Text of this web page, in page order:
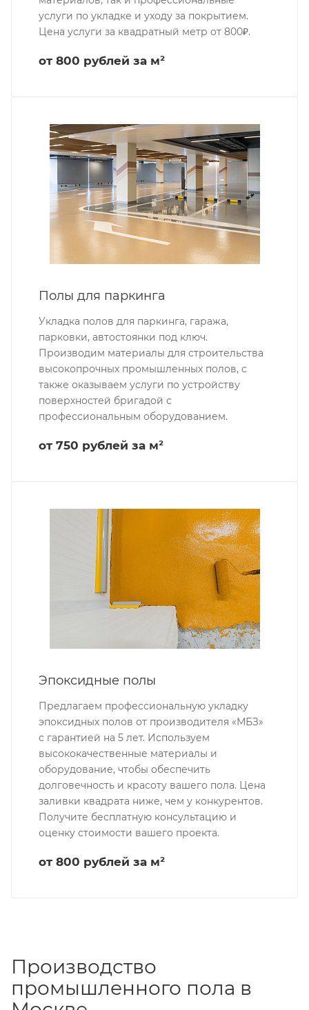
услуги по укладке и уходу за покрытием.
Цена услуги за квадратный метр от 800₽.
от 800 рублей за м²
Полы для паркинга
Укладка полов для паркинга, гаража,
парковки, автостоянки под ключ.
Производим материалы для строительства
высокопрочных промышленных полов, с
также оказываем услуги по устройству
поверхностей бригадой с
профессиональным оборудованием.
от 750 рублей за м²
Эпоксидные полы
Предлагаем профессиональную укладку
эпоксидных полов от производителя «МБЗ»
с гарантией на 5 лет. Используем
высококачественные материалы и
оборудование, чтобы обеспечить
долговечность и красоту вашего пола. Цена
заливки квадрата ниже, чем у конкурентов.
Получите бесплатную консультацию и
оценку стоимости вашего проекта.
от 800 рублей за м²
Производство
промышленного пола в